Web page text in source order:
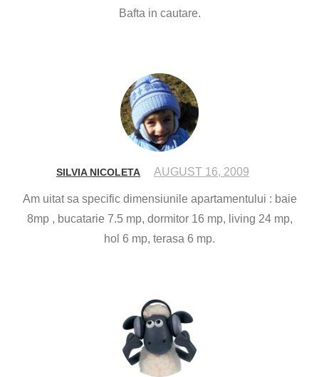
Bafta in cautare.
SILVIA NICOLETA AUGUST 16, 2009
Am uitat sa specific dimensiunile apartamentului : baie
8mp , bucatarie 7.5 mp, dormitor 16 mp, living 24 mp,
hol 6 mp, terasa 6 mp.